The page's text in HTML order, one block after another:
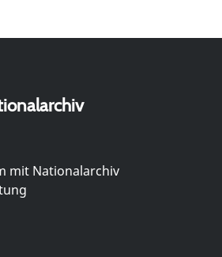
mit Nationalarchiv